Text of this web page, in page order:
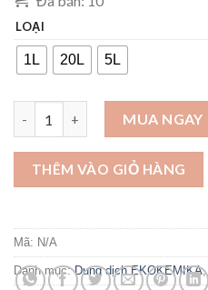
LOẠI
1L 20L 5L
MUA NGAY
THÊM VÀO GIỎ HÀNG
Mã: N/A
Danh mục:Dung dịch EKOKEMIKA,